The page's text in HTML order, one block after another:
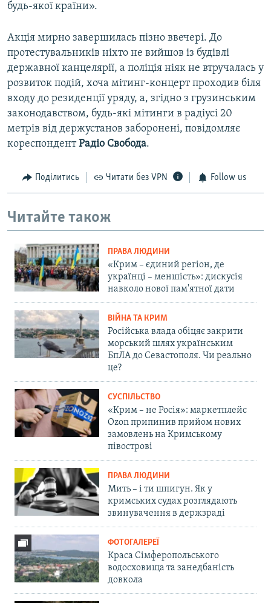
будь-якої країни».
Акція мирно завершилась пізно ввечері. До
протестувальників ніхто не вийшов із будівлі
державної канцелярії, а поліція ніяк не втручалась у
розвиток подій, хоча мітинг-концерт проходив біля
входу до резиденції уряду, а, згідно з грузинським
законодавством, будь-які мітинги в радіусі 20
метрів від держустанов заборонені, повідомляє
кореспондентРадіо Свобода.
Поділитись Читати без VPN Follow us
Читайте також
ПРАВА ЛЮДИНИ
«Крим – єдиний регіон, де
українці – меншість»: дискусія
навколо нової пам'ятної дати
ВІЙНА ТА КРИМ
Російська влада обіцяє закрити
морський шлях українським
БпЛА до Севастополя. Чи реально
це?
СУСПІЛЬСТВО
«Крим – не Росія»: маркетплейс
Ozon припинив прийом нових
замовлень на Кримському
півострові
ПРАВА ЛЮДИНИ
Мить – і ти шпигун. Як у
кримських судах розглядають
звинувачення в держзраді
ФОТОГАЛЕРЕЇ
Краса Сімферопольського
водосховища та занедбаність
довкола